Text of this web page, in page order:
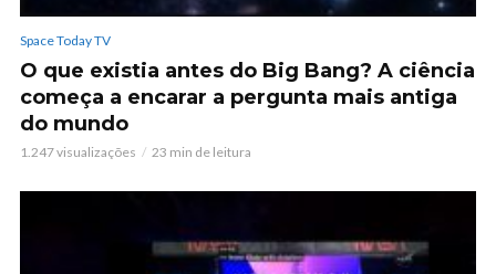
Space Today TV
O que existia antes do Big Bang? A ciência
começa a encarar a pergunta mais antiga
do mundo
1.247 visualizações 23 min de leitura